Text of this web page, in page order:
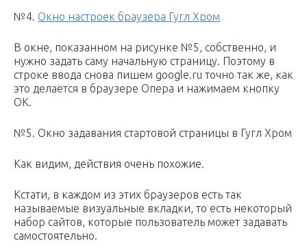
№4. Окно настроек браузера Гугл Хром
В окне, показанном на рисунке №5, собственно, и
нужно задать саму начальную страницу. Поэтому в
строке ввода снова пишем google.ru точно так же, как
это делается в браузере Опера и нажимаем кнопку
ОК.
№5. Окно задавания стартовой страницы в Гугл Хром
Как видим, действия очень похожие.
Кстати, в каждом из этих браузеров есть так
называемые визуальные вкладки, то есть некоторый
набор сайтов, которые пользователь может задавать
самостоятельно.